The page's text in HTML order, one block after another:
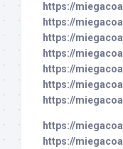
https://
https://
https://
https://
https://
https://
https://
https://
https://